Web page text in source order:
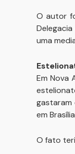
O autor
uma
Em Nova
gastaram
em
O fato